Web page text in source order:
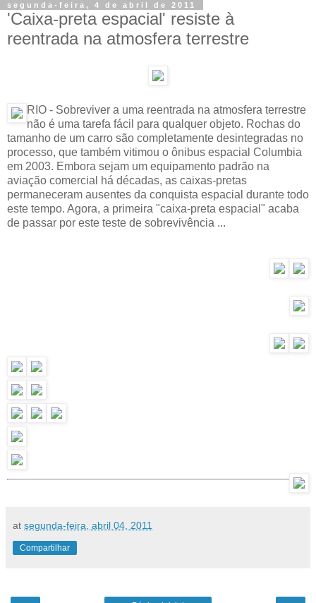
segunda-feira, 4 de abril de 2011
'Caixa-preta espacial' resiste à
reentrada na atmosfera terrestre
RIO - Sobreviver a uma reentrada na atmosfera terrestre
não é uma tarefa fácil para qualquer objeto. Rochas do
tamanho de um carro são completamente desintegradas no
processo, que também vitimou o ônibus espacial Columbia
em 2003. Embora sejam um equipamento padrão na
aviação comercial há décadas, as caixas-pretas
permaneceram ausentes da conquista espacial durante todo
este tempo. Agora, a primeira "caixa-preta espacial" acaba
de passar por este teste de sobrevivência ...
at segunda-feira, abril 04, 2011
Compartilhar